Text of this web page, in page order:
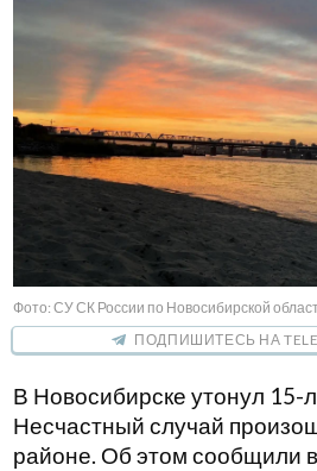
Фото: СУ СК России по Новосибирской
ПОДПИШИТЕСЬ НА
В Новосибирске утонул 15-
Несчастный случай
районе. Об этом сообщили